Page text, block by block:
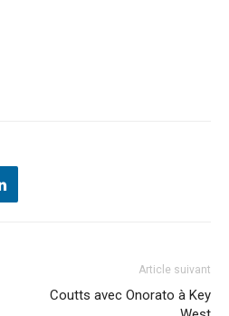
Article suivant
Coutts avec Onorato à Key